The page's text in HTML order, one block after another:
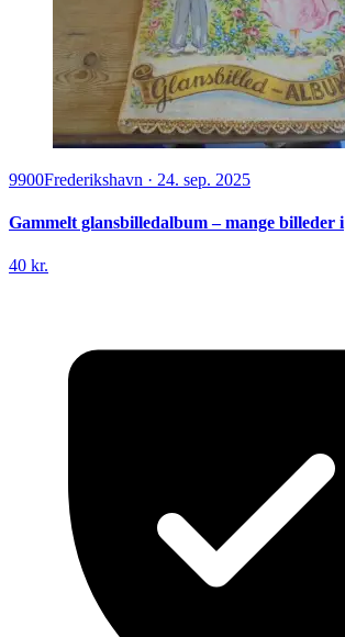
9900Frederikshavn · 24. sep. 2025
Gammelt glansbilledalbum – mange billeder i
40 kr.